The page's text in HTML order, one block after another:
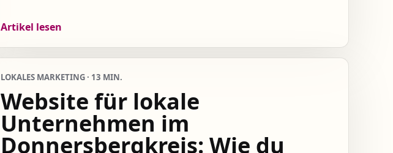
Artikel lesen
LOKALES MARKETING · 13 MIN.
Website für lokale
Unternehmen im
Donnersbergkreis: Wie du